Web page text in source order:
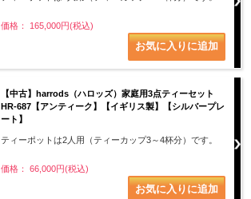
価格： 165,000円(税込)
【中古】harrods（ハロッズ）家庭用3点ティーセット
HR-687【アンティーク】【イギリス製】【シルバープレ
ート】
ティーポットは2人用（ティーカップ3～4杯分）です。
価格： 66,000円(税込)